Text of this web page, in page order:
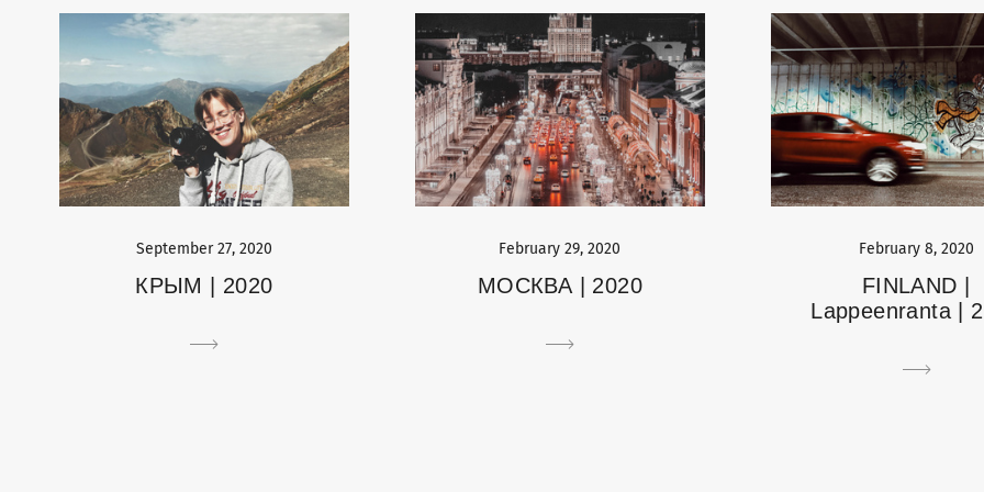
September 27, 2020
КРЫМ | 2020
February 29, 2020
МОСКВА | 2020
February 8, 2020
FINLAND |
Lappeenranta |